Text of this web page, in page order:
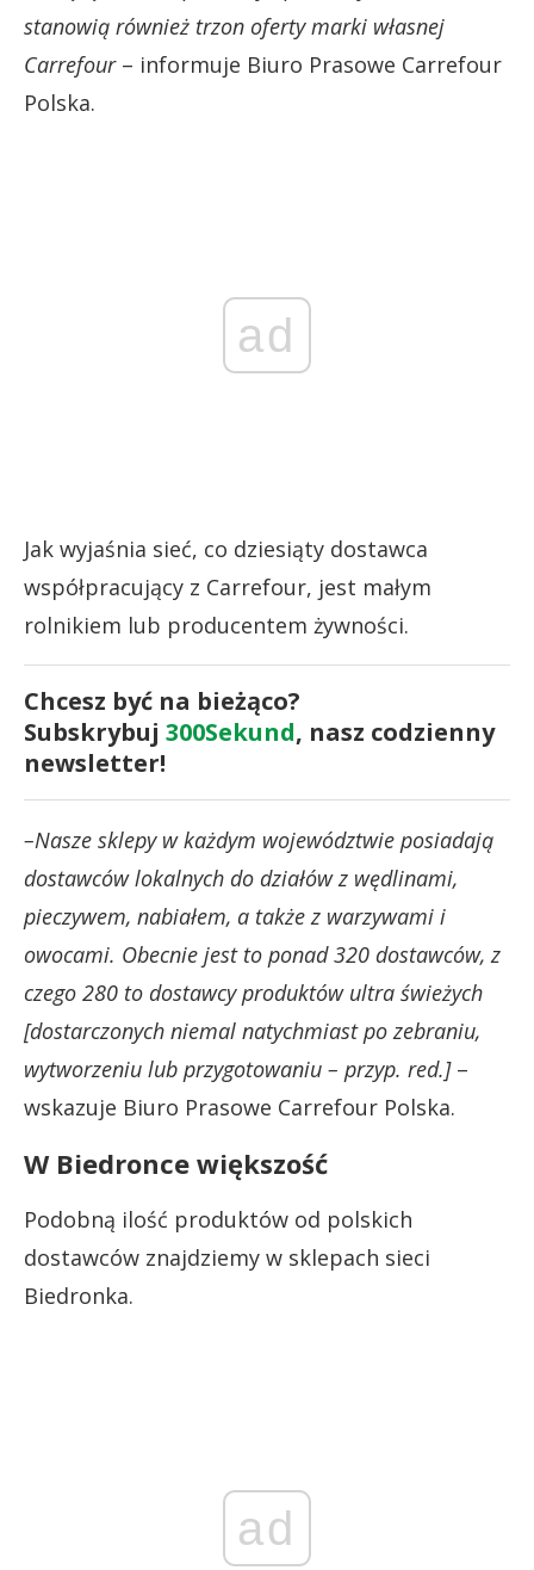
stanowią również trzon oferty marki własnej
Carrefour– informuje Biuro Prasowe Carrefour
Polska.
ad
Jak wyjaśnia sieć, co dziesiąty dostawca
współpracujący z Carrefour, jest małym
rolnikiem lub producentem żywności.
Chcesz być na bieżąco?
Subskrybuj 300Sekund, nasz codzienny
newsletter!
–Nasze sklepy w każdym województwie posiadają
dostawców lokalnych do działów z wędlinami,
pieczywem, nabiałem, a także z warzywami i
owocami. Obecnie jest to ponad 320 dostawców, z
czego 280 to dostawcy produktów ultra świeżych
[dostarczonych niemal natychmiast po zebraniu,
wytworzeniu lub przygotowaniu – przyp. red.]–
wskazuje Biuro Prasowe Carrefour Polska.
W Biedronce większość
Podobną ilość produktów od polskich
dostawców znajdziemy w sklepach sieci
Biedronka.
ad